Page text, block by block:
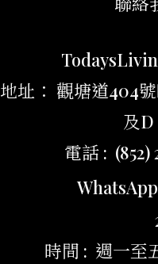
地址： 觀塘道404
及D
電話 : (852)
時間 : 週一至